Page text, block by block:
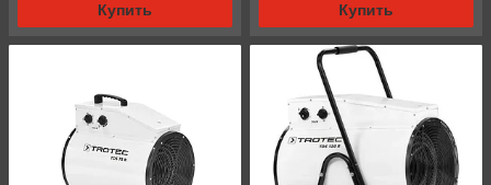
Купить Купить